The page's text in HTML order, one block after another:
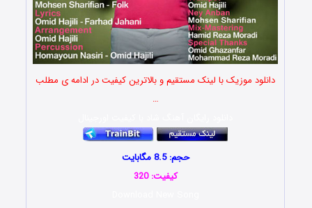
دانلود موزیک با لینک مستقیم و بالاترین کیفیت در ادامه ی مطلب
…
حجم: 8.5 مگابایت
کیفیت: 320